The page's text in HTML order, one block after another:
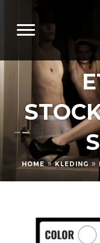
HOME » KLEDING »